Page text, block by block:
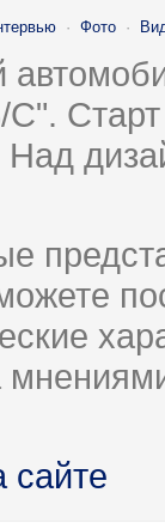
· Фото ·
Над
сайте